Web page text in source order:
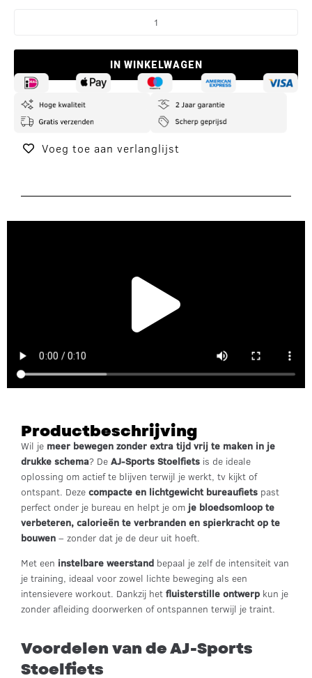
IN WINKELWAGEN
Voeg toe aan verlanglijst
Productbeschrijving
Wil je meer bewegen zonder extra tijd vrij te maken in je
drukke schema? De AJ-Sports Stoelfiets is de ideale
oplossing om actief te blijven terwijl je werkt, tv kijkt of
ontspant. Deze compacte en lichtgewicht bureaufiets past
perfect onder je bureau en helpt je om je bloedsomloop te
verbeteren, calorieën te verbranden en spierkracht op te
bouwen – zonder dat je de deur uit hoeft.
Met een instelbare weerstand bepaal je zelf de intensiteit van
je training, ideaal voor zowel lichte beweging als een
intensievere workout. Dankzij het fluisterstille ontwerp kun je
zonder afleiding doorwerken of ontspannen terwijl je traint.
Voordelen van de AJ-Sports
Stoelfiets